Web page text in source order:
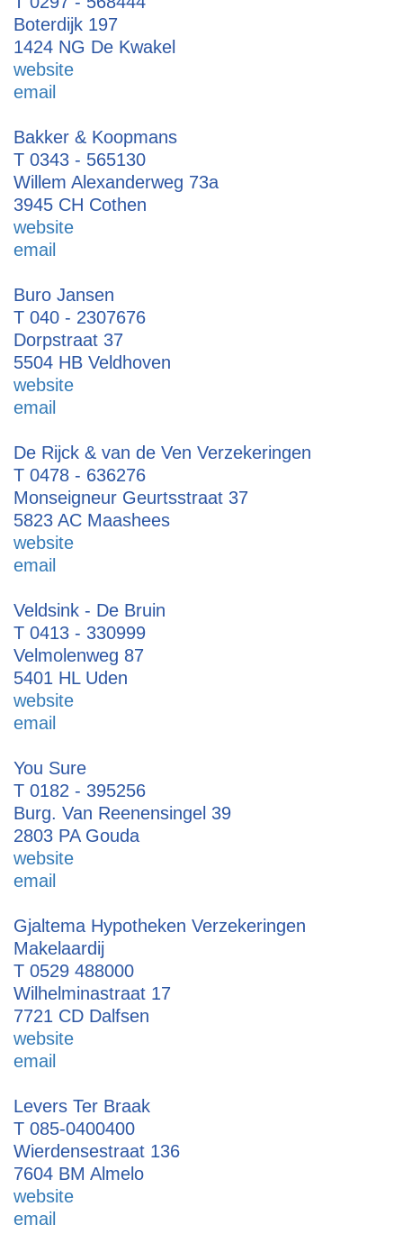
Boterdijk 197
1424 NG De Kwakel
website
email
Bakker & Koopmans
T 0343 - 565130
Willem Alexanderweg 73a
3945 CH Cothen
website
email
Buro Jansen
T 040 - 2307676
Dorpstraat 37
5504 HB Veldhoven
website
email
De Rijck & van de Ven Verzekeringen
T 0478 - 636276
Monseigneur Geurtsstraat 37
5823 AC Maashees
website
email
Veldsink - De Bruin
T 0413 - 330999
Velmolenweg 87
5401 HL Uden
website
email
You Sure
T 0182 - 395256
Burg. Van Reenensingel 39
2803 PA Gouda
website
email
Gjaltema Hypotheken Verzekeringen
Makelaardij
T 0529 488000
Wilhelminastraat 17
7721 CD Dalfsen
website
email
Levers Ter Braak
T 085-0400400
Wierdensestraat 136
7604 BM Almelo
website
email